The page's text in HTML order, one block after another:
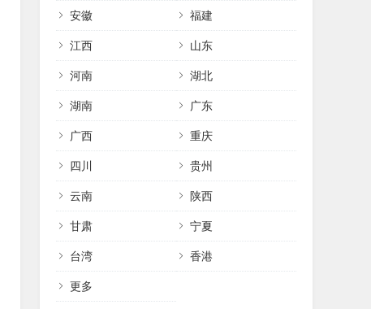
安徽 福建
江西 山东
河南 湖北
湖南 广东
广西 重庆
四川 贵州
云南 陕西
甘肃 宁夏
台湾 香港
更多